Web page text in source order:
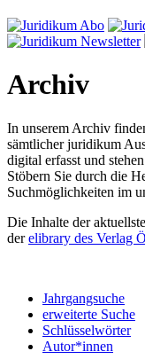
Archiv
In unserem Archiv
sämtlicher juridikum
digital erfasst und
Stöbern Sie durch die
Suchmöglichkeiten im
Die Inhalte der
derelibrary des Verlag
Jahrgangsuche
erweiterte Suche
Schlüsselwörter
Autor*innen